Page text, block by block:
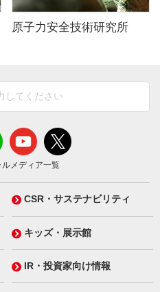
原子力安全技術研究所
メディア一覧
CSR・サステナビリティ
キッズ・展示館
IR・投資家向け情報